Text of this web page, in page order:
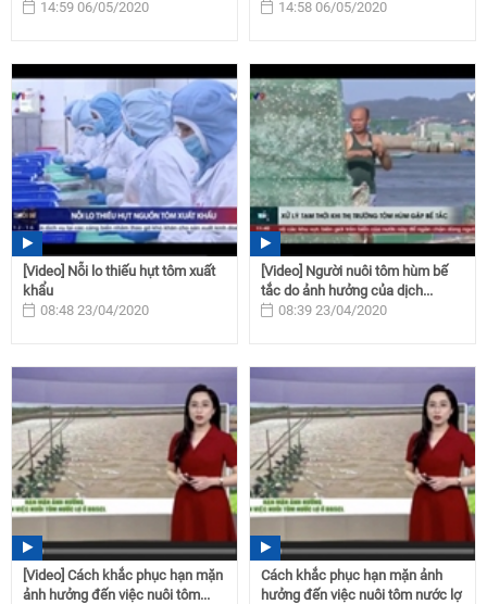
14:59 06/05/2020
14:58 06/05/2020
[Video] Nỗi lo thiếu hụt tôm xuất
khẩu
08:48 23/04/2020
[Video] Người nuôi tôm hùm bế
tắc do ảnh hưởng của dịch...
08:39 23/04/2020
[Video] Cách khắc phục hạn mặn
ảnh hưởng đến việc nuôi tôm...
Cách khắc phục hạn mặn ảnh
hưởng đến việc nuôi tôm nước lợ